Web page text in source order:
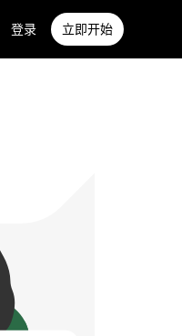
登录 立即开始